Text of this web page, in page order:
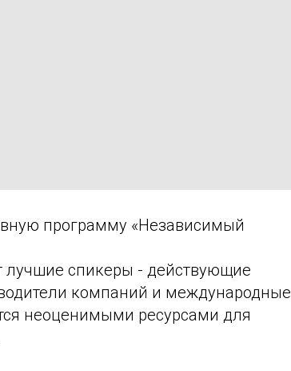
программу «Независимый
спикеры - действующие
компаний и международные
неоценимыми ресурсами для